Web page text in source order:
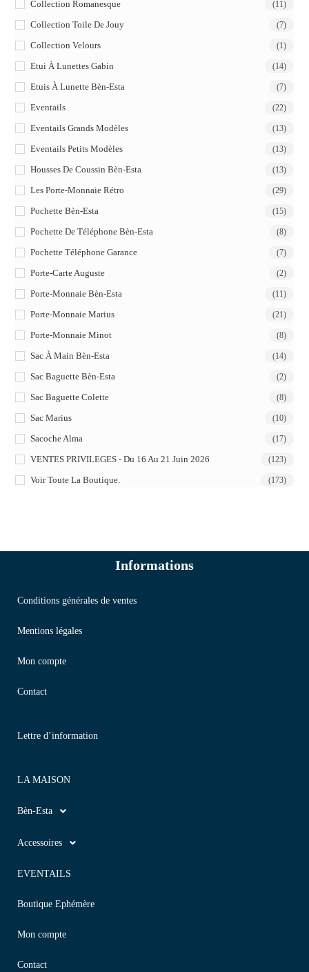
Collection Romanesque (11)
Collection Toile De Jouy (7)
Collection Velours (1)
Etui À Lunettes Gabin (14)
Etuis À Lunette Bèn-Esta (7)
Eventails (22)
Eventails Grands Modèles (13)
Eventails Petits Modèles (13)
Housses De Coussin Bèn-Esta (13)
Les Porte-Monnaie Rétro (29)
Pochette Bèn-Esta (15)
Pochette De Téléphone Bèn-Esta (8)
Pochette Téléphone Garance (7)
Porte-Carte Auguste (2)
Porte-Monnaie Bèn-Esta (11)
Porte-Monnaie Marius (21)
Porte-Monnaie Minot (8)
Sac À Main Bèn-Esta (14)
Sac Baguette Bèn-Esta (2)
Sac Baguette Colette (8)
Sac Marius (10)
Sacoche Alma (17)
VENTES PRIVILEGES - Du 16 Au 21 Juin 2026 (123)
Voir Toute La Boutique. (173)
Informations
Conditions générales de ventes
Mentions légales
Mon compte
Contact
Lettre d’information
LA MAISON
Bèn-Esta
Accessoires
EVENTAILS
Boutique Ephémère
Mon compte
Contact